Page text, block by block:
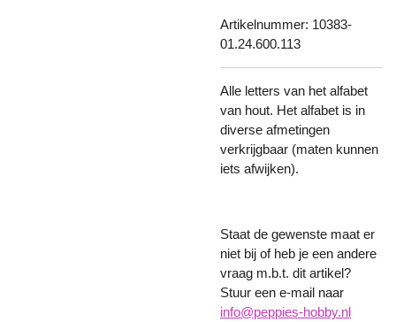
Artikelnummer: 10383-
01.24.600.113
Alle letters van het alfabet
van hout. Het alfabet is in
diverse afmetingen
verkrijgbaar (maten kunnen
iets afwijken).
Staat de gewenste maat er
niet bij of heb je een andere
vraag m.b.t. dit artikel?
Stuur een e-mail naar
info@peppies-hobby.nl